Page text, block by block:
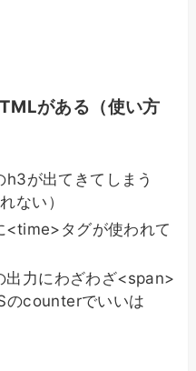
がある（使い方
h3が出てきてしまう
ない）
<time>タグが使われて
出力にわざわざ<span>
のcounterでいいは